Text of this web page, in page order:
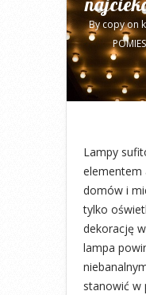
Bycopyon
Lampy
elementem
domów i
tylko
dekorację
lampa
stanowić w